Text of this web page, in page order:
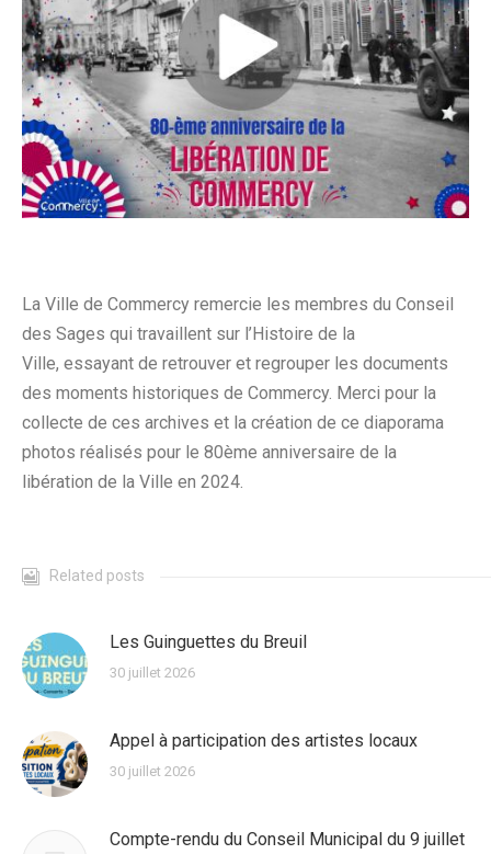
La Ville de Commercy remercie les membres du Conseil
des Sages qui travaillent sur l’Histoire de la
Ville, essayant de retrouver et regrouper les documents
des moments historiques de Commercy. Merci pour la
collecte de ces archives et la création de ce diaporama
photos réalisés pour le 80ème anniversaire de la
libération de la Ville en 2024.
Related posts
Les Guinguettes du Breuil
30 juillet 2026
Appel à participation des artistes locaux
30 juillet 2026
Compte-rendu du Conseil Municipal du 9 juillet